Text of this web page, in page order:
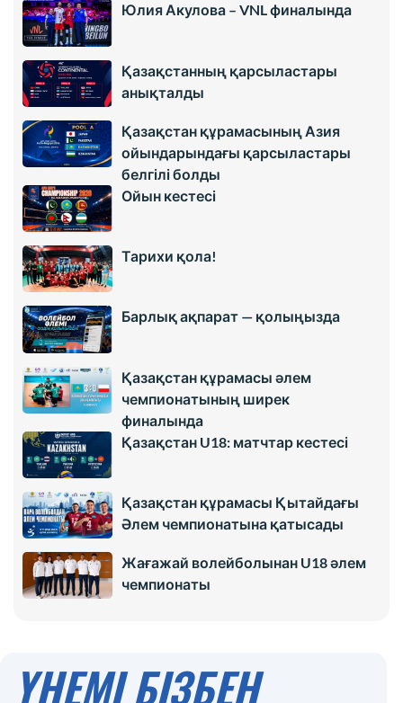
Юлия Акулова – VNL финалында
Қазақстанның қарсыластары
анықталды
Қазақстан құрамасының Азия
ойындарындағы қарсыластары
белгілі болды
Ойын кестесі
Тарихи қола!
Барлық ақпарат — қолыңызда
Қазақстан құрамасы әлем
чемпионатының ширек
финалында
Қазақстан U18: матчтар кестесі
Қазақстан құрамасы Қытайдағы
Әлем чемпионатына қатысады
Жағажай волейболынан U18 әлем
чемпионаты
ҮНЕМІ БІЗБЕН